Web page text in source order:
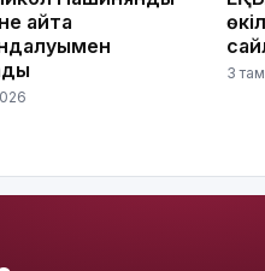
қайта
3